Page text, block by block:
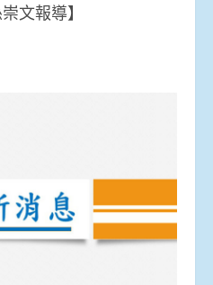
文報導】